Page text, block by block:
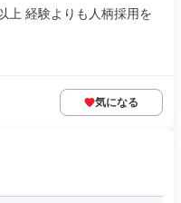
上 経験よりも人柄採用を
気になる